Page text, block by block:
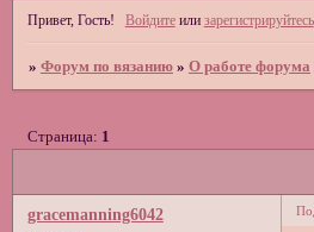
Привет, Гость! Войдитеили зарегистрируйтесь.
» Форум по вязанию » О работе форума
Страница: 1
gracemanning6042